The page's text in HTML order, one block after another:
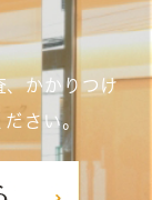
、かかりつけ
さい。